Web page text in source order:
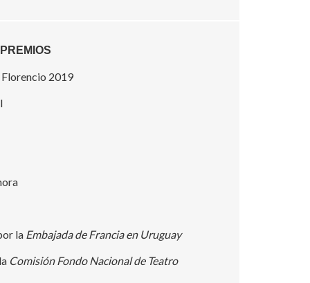
2019
la Embajada de Francia en Uruguay
Comisión Fondo Nacional de Teatro